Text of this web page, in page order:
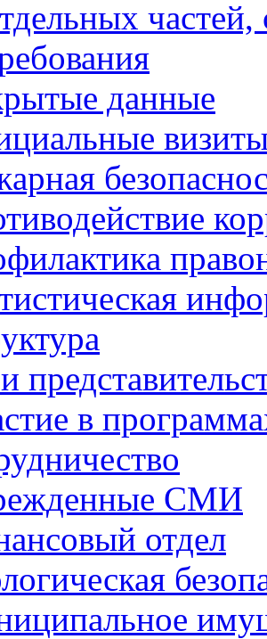
данные
в
СМИ
отдел